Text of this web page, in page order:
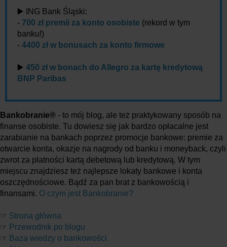
▶️ ING Bank Śląski:
- 700 zł premii za konto osobiste (rekord w tym
banku!)
- 4400 zł w bonusach za konto firmowe
▶️ 450 zł w bonach do Allegro za kartę kredytową
BNP Paribas
Bankobranie® - to mój blog, ale też praktykowany sposób na
finanse osobiste. Tu dowiesz się jak bardzo opłacalne jest
zarabianie na bankach poprzez promocje bankowe: premie za
otwarcie konta, okazje na nagrody od banku i moneyback, czyli
zwrot za płatności kartą debetową lub kredytową. W tym
miejscu znajdziesz też najlepsze lokaty bankowe i konta
oszczędnościowe. Bądź za pan brat z bankowością i
finansami. O czym jest Bankobranie?
☞ Strona główna
☞ Przewodnik po blogu
☞ Baza wiedzy o bankowości